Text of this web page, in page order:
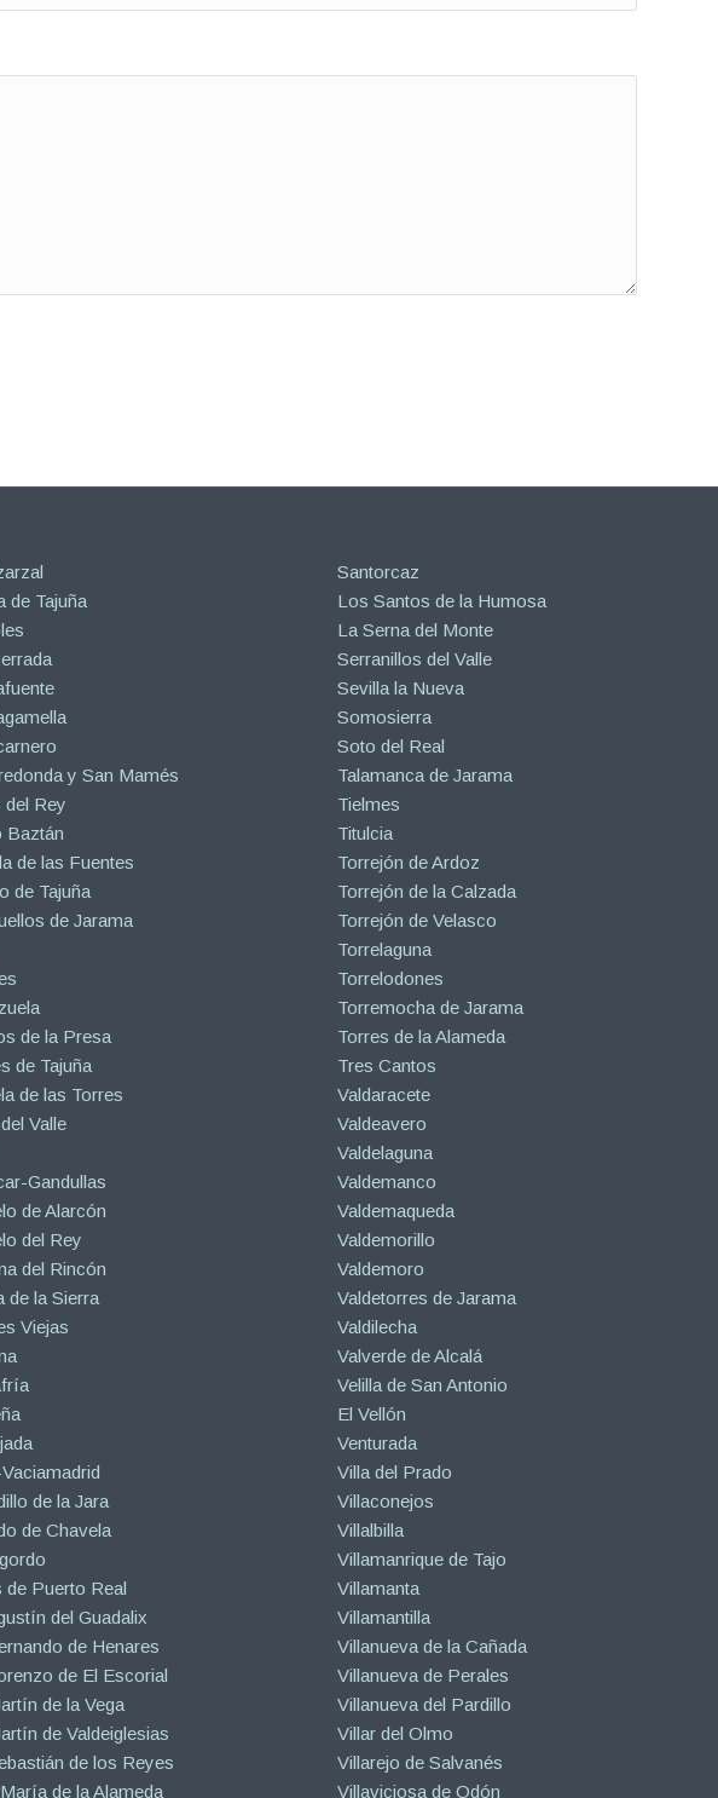
de Tajuña
y San Mamés
del Rey
Baztán
de las Fuentes
de Tajuña
de Jarama
de la Presa
de Tajuña
de las Torres
Valle
Gandullas
de Alarcón
del Rey
del Rincón
de la Sierra
Viejas
de la Jara
de Chavela
de Puerto Real
del Guadalix
de Henares
de El Escorial
de la Vega
de Valdeiglesias
de los Reyes
de la Alameda
Santorcaz
Los Santos de la Humosa
La Serna del Monte
Serranillos del Valle
Sevilla la Nueva
Somosierra
Soto del Real
Talamanca de Jarama
Tielmes
Titulcia
Torrejón de Ardoz
Torrejón de la Calzada
Torrejón de Velasco
Torrelaguna
Torrelodones
Torremocha de Jarama
Torres de la Alameda
Tres Cantos
Valdaracete
Valdeavero
Valdelaguna
Valdemanco
Valdemaqueda
Valdemorillo
Valdemoro
Valdetorres de Jarama
Valdilecha
Valverde de Alcalá
Velilla de San Antonio
El Vellón
Venturada
Villa del Prado
Villaconejos
Villalbilla
Villamanrique de Tajo
Villamanta
Villamantilla
Villanueva de la Cañada
Villanueva de Perales
Villanueva del Pardillo
Villar del Olmo
Villarejo de Salvanés
Villaviciosa de Odón